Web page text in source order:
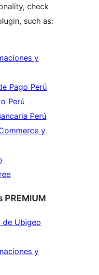
check
such as:
y
Pago Perú
Perú
Perú
y
de Ubigeo
y